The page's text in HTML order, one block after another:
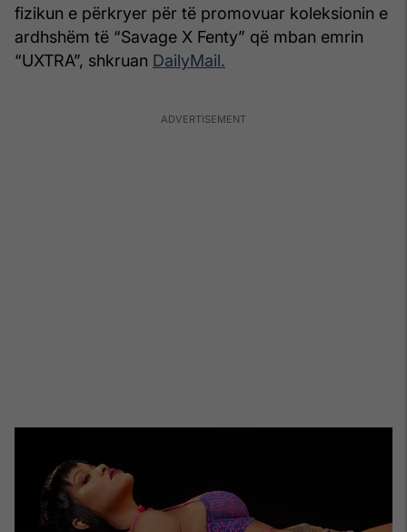
fizikun e përkryer për të promovuar koleksionin e
ardhshëm të “Savage X Fenty” që mban emrin
“UXTRA”, shkruan DailyMail.